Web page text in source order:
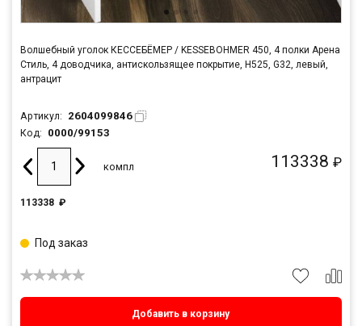
Волшебный уголок КЕССЕБЁМЕР / KESSEBOHMER 450, 4 полки Арена
Стиль, 4 доводчика, антискользящее покрытие, H525, G32, левый,
антрацит
Артикул: 2604099846
Код: 0000/99153
113338 ₽
компл
113338 ₽
Добавить в корзину
Под заказ